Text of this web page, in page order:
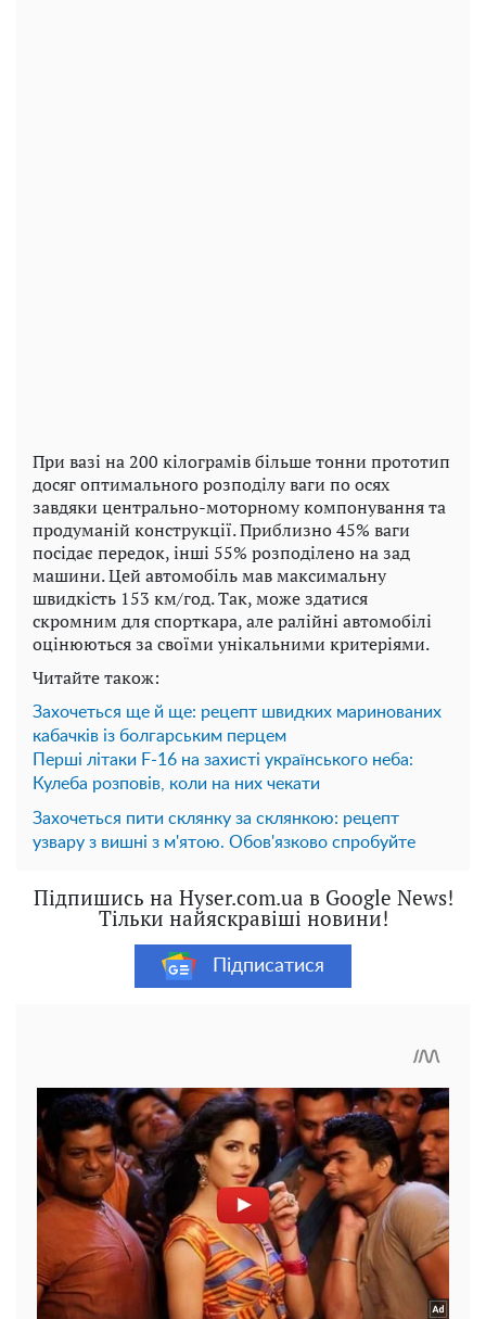
При вазі на 200 кілограмів більше тонни прототип
досяг оптимального розподілу ваги по осях
завдяки центрально-моторному компонування та
продуманій конструкції. Приблизно 45% ваги
посідає передок, інші 55% розподілено на зад
машини. Цей автомобіль мав максимальну
швидкість 153 км/год. Так, може здатися
скромним для спорткара, але ралійні автомобілі
оцінюються за своїми унікальними критеріями.
Читайте також:
Захочеться ще й ще: рецепт швидких маринованих
кабачків із болгарським перцем
Перші літаки F-16 на захисті українського неба:
Кулеба розповів, коли на них чекати
Захочеться пити склянку за склянкою: рецепт
узвару з вишні з м'ятою. Обов'язково спробуйте
Підпишись на Hyser.com.ua в Google News!
Тільки найяскравіші новини!
Підписатися